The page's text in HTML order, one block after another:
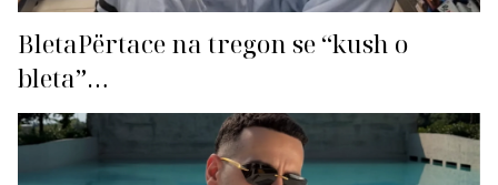
BletaPërtace na tregon se “kush o
bleta”…